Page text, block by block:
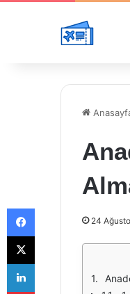
24
Facebook
X
LinkedIn
Pinterest